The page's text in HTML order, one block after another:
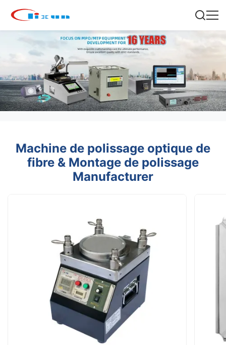
Machine de polissage optique de
fibre & Montage de polissage
Manufacturer